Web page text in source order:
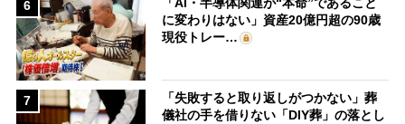
6
に変わりはない」資産20億円超の90歳
現役トレー…
7
「失敗すると取り返しがつかない」葬
儀社の手を借りない「DIY葬」の落とし